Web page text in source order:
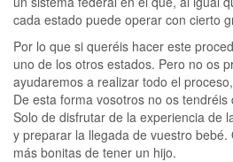
cada estado puede operar con cierto
Por lo que si queréis hacer este
uno de los otros estados. Pero no os
ayudaremos a realizar todo el
De esta forma vosotros no os
Solo de disfrutar de la experiencia de
y preparar la llegada de vuestro
más bonitas de tener un hijo.